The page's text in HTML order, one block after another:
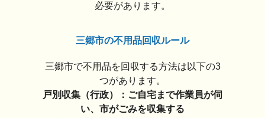
必要があります。
三郷市の不用品回収ルール
三郷市で不用品を回収する方法は以下の3
つがあります。
戸別収集（行政）：ご自宅まで作業員が伺
い、市がごみを収集する